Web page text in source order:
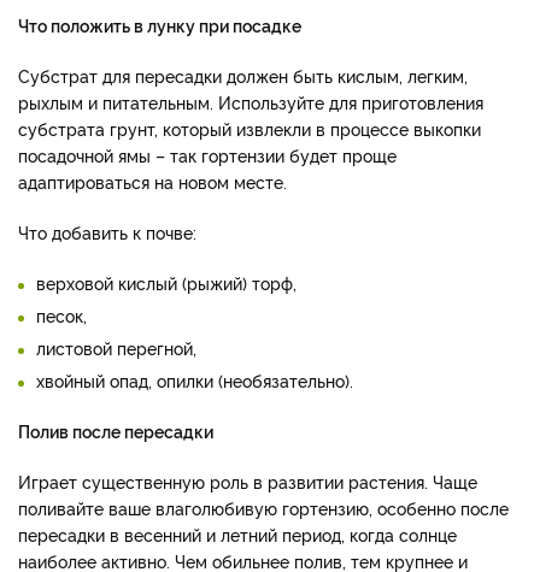
Что положить в лунку при посадке
Субстрат для пересадки должен быть кислым, легким,
рыхлым и питательным. Используйте для приготовления
субстрата грунт, который извлекли в процессе выкопки
посадочной ямы – так гортензии будет проще
адаптироваться на новом месте.
Что добавить к почве:
верховой кислый (рыжий) торф,
песок,
листовой перегной,
хвойный опад, опилки (необязательно).
Полив после пересадки
Играет существенную роль в развитии растения. Чаще
поливайте ваше влаголюбивую гортензию, особенно после
пересадки в весенний и летний период, когда солнце
наиболее активно. Чем обильнее полив, тем крупнее и